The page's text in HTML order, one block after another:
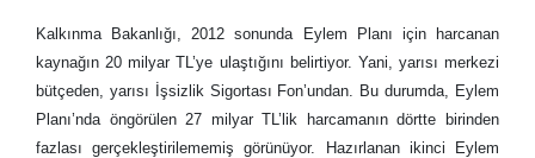
Kalkınma Bakanlığı, 2012 sonunda Eylem Planı için harcanan
kaynağın 20 milyar TL’ye ulaştığını belirtiyor. Yani, yarısı merkezi
bütçeden, yarısı İşsizlik Sigortası Fon’undan. Bu durumda, Eylem
Planı’nda öngörülen 27 milyar TL’lik harcamanın dörtte birinden
fazlası gerçekleştirilememiş görünüyor. Hazırlanan ikinci Eylem